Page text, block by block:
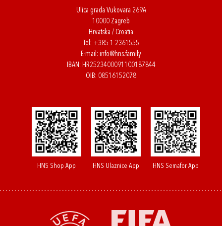
Ulica grada Vukovara 269A
10000 Zagreb
Hrvatska / Croatia
Tel: +385 1 2361555
E-mail: info@hns.family
IBAN: HR2523400091100187844
OIB: 08516152078
HNS Shop App HNS Ulaznice App HNS Semafor App